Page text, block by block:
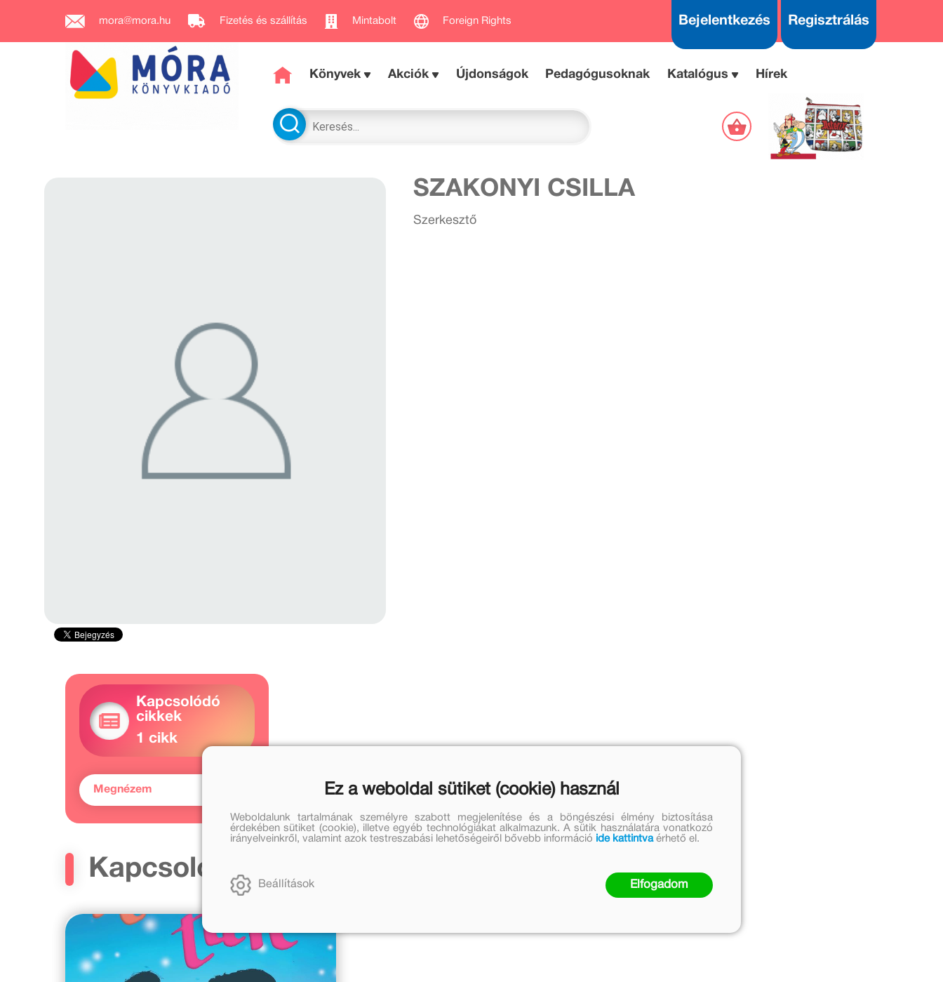
mora@mora.hu Fizetés és szállítás Mintabolt Foreign Rights Bejelentkezés Regisztrálás
Könyvek Akciók Újdonságok Pedagógusoknak Katalógus Hírek
SZAKONYI CSILLA
Szerkesztő
Kapcsolódó
cikkek
1 cikk
Megnézem
Kapcsolódó cikkek
Ez a weboldal sütiket (cookie) használ
Weboldalunk tartalmának személyre szabott megjelenítése és a böngészési élmény biztosítása
érdekében sütiket (cookie), illetve egyéb technológiákat alkalmazunk. A sütik használatára vonatkozó
irányelveinkről, valamint azok testreszabási lehetőségeiről bővebb információ ide kattintvaérhető el.
Beállítások Elfogadom